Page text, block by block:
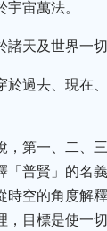
宙萬法。
天及世界一
過去、現在
第一、二、
普賢」的名
空的角度解
目標是使一